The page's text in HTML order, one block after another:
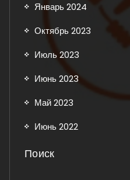
Январь 2024
Октябрь 2023
Июль 2023
Июнь 2023
Май 2023
Июнь 2022
Поиск